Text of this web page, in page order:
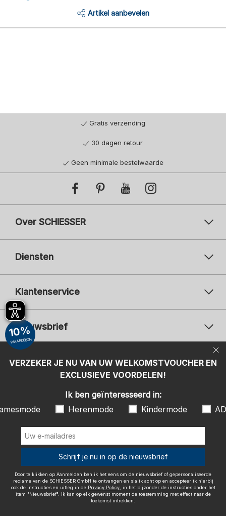
Artikel aanbevelen
Gratis verzending
30 dagen retour
Geen minimale bestelwaarde
Over SCHIESSER
Diensten
Klantenservice
Nieuwsbrief
Uw
Uw e-mailadres
Aanmelden
Herenmode
ADIDAS
Door te klikken op Aanmelden ben ik het eens om de nieuwsbrief of
gepersonaliseerde reclame van de SCHIESSER GmbH te ontvangen en
sla ik acht op en accepteer ik hierbij ook de instructies en uitleg in de
, in het bijzonder de instructies onder het item
effect naar de toekomst intrekken.
Betaalwijzen
Wij bezorgen met
VERZEKER JE NU VAN UW WELKOMSTVOUCHER EN
EXCLUSIEVE VOORDELEN!
10%
WAARDEBON
Ik ben geïnteresseerd in:
Herenmode Kindermode
Schrijf je nu in op de nieuwsbrief
Door te klikken op Aanmelden ben ik het eens om de nieuwsbrief of gepersonaliseerde
reclame van de SCHIESSER GmbH te ontvangen en sla ik acht op en accepteer ik hierbij
ook de instructies en uitleg in de Privacy Policy, in het bijzonder de instructies onder het
item "Nieuwsbrief". Ik kan op elk gewenst moment de toestemming met effect naar de
toekomst intrekken.